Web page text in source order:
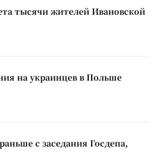
тысячи жителей Ивановской
на украинцев в Польше
с заседания Госдепа,